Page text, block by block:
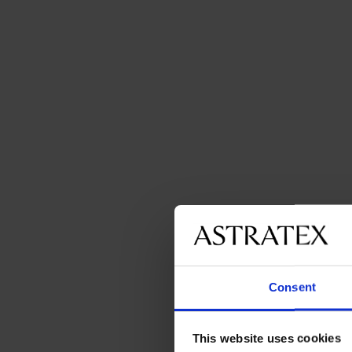
Consent
This website uses cookies